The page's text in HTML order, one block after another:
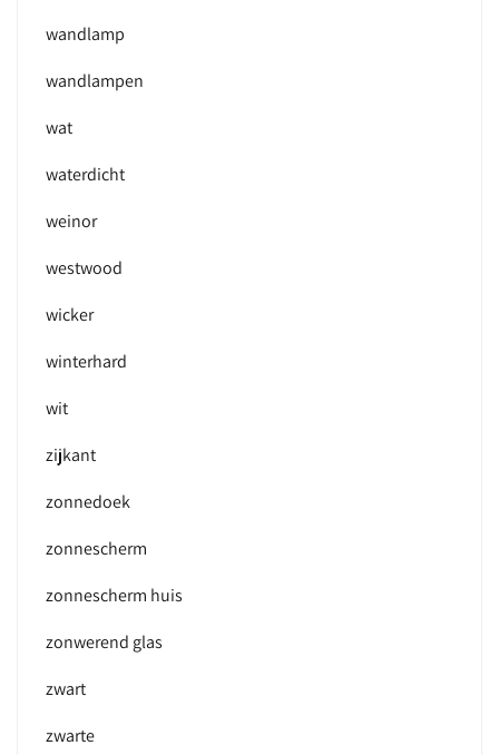
wandlamp
wandlampen
wat
waterdicht
weinor
westwood
wicker
winterhard
wit
zijkant
zonnedoek
zonnescherm
zonnescherm huis
zonwerend glas
zwart
zwarte